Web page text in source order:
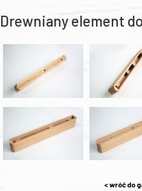
Drewniany element
< wróć do